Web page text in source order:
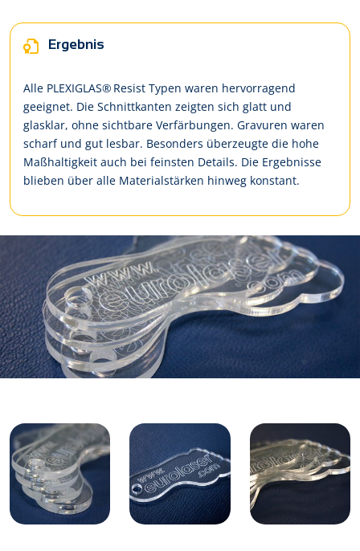
Ergebnis
Alle PLEXIGLAS® Resist Typen waren hervorragend
geeignet. Die Schnittkanten zeigten sich glatt und
glasklar, ohne sichtbare Verfärbungen. Gravuren waren
scharf und gut lesbar. Besonders überzeugte die hohe
Maßhaltigkeit auch bei feinsten Details. Die Ergebnisse
blieben über alle Materialstärken hinweg konstant.